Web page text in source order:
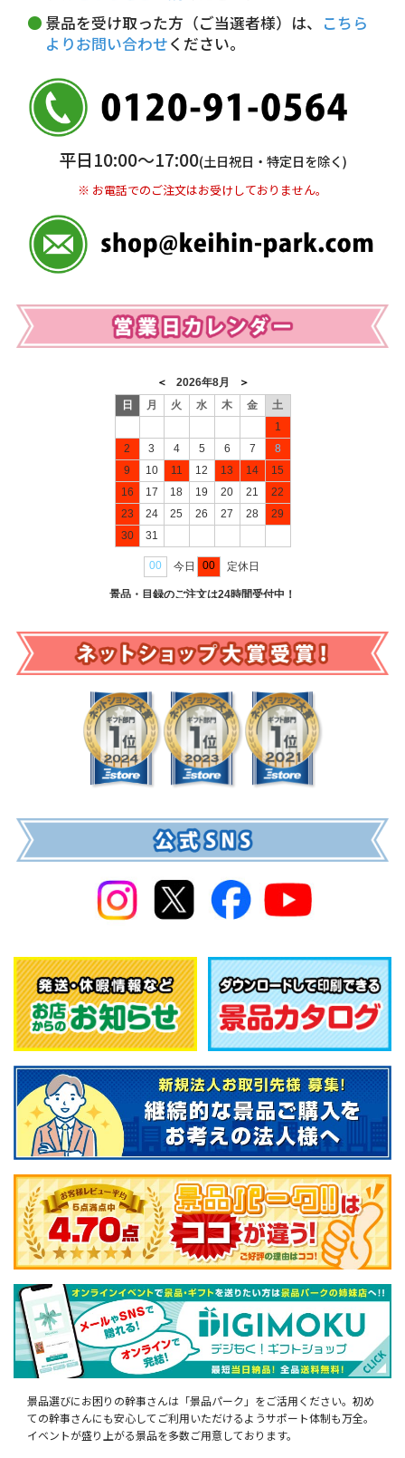
銀行振込(前払い)
普通 7263489
＜口座名＞ カ）ディースタイル
※ 振込み手数料お客様ご負担。
景品を受け取った方（ご当選者様）は、 こちら
よりお問い合わせください。
平日10:00〜17:00(土日祝日・特定日を除く)
※ お電話でのご注文はお受けしておりません。
景品選びにお困りの幹事さんは「景品パーク」をご活用ください。初め
ての幹事さんにも安心してご利用いただけるようサポート体制も万全。
イベントが盛り上がる景品を多数ご用意しております。